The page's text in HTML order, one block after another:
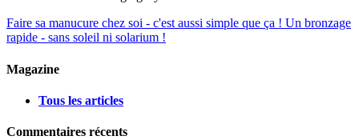
Faire sa manucure chez soi - c'est aussi simple que ça ! Un bronzage
rapide - sans soleil ni solarium !
Magazine
Tous les articles
Commentaires récents